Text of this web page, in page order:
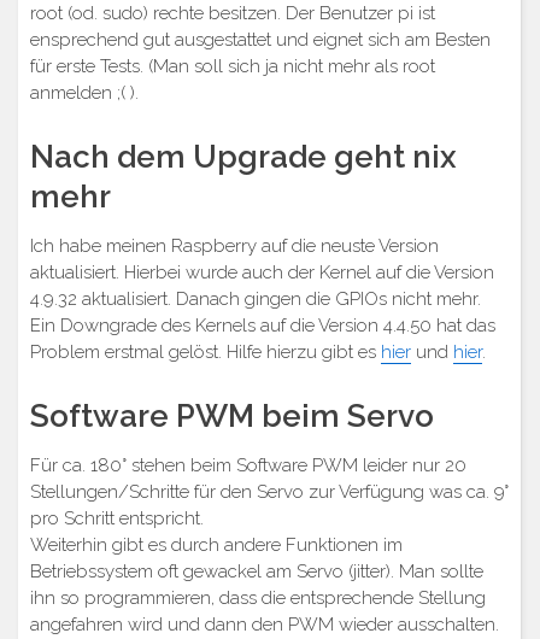
root (od. sudo) rechte besitzen. Der Benutzer pi ist
ensprechend gut ausgestattet und eignet sich am Besten
für erste Tests. (Man soll sich ja nicht mehr als root
anmelden ;( ).
Nach dem Upgrade geht nix
mehr
Ich habe meinen Raspberry auf die neuste Version
aktualisiert. Hierbei wurde auch der Kernel auf die Version
4.9.32 aktualisiert. Danach gingen die GPIOs nicht mehr.
Ein Downgrade des Kernels auf die Version 4.4.50 hat das
Problem erstmal gelöst. Hilfe hierzu gibt es hier und hier.
Software PWM beim Servo
Für ca. 180° stehen beim Software PWM leider nur 20
Stellungen/Schritte für den Servo zur Verfügung was ca. 9°
pro Schritt entspricht.
Weiterhin gibt es durch andere Funktionen im
Betriebssystem oft gewackel am Servo (jitter). Man sollte
ihn so programmieren, dass die entsprechende Stellung
angefahren wird und dann den PWM wieder ausschalten.